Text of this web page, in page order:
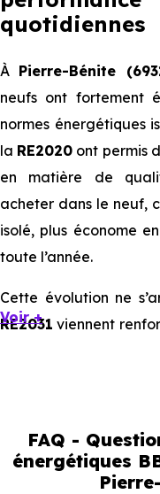
quotidiennes
À Pierre-Bénite
neufs ont fortement
normes énergétiques
la RE2020 ont permis
en matière de
acheter dans le neuf,
isolé, plus économe
toute l’année.
Cette évolution ne
RE2031 viennent
immobilier, en
En résumé :
Voir +
FAQ -
énergétiques